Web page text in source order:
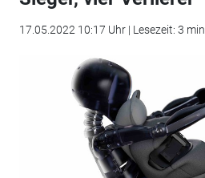
17.05.2022 10:17 Uhr | Lesezeit: 3 min